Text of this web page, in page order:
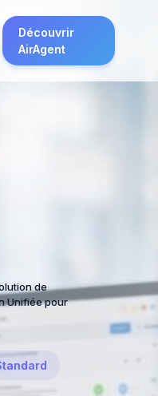
Découvrir
AirAgent
de
Unifiée pour